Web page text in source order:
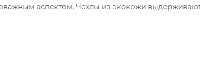
аспектом. Чехлы из экокожи